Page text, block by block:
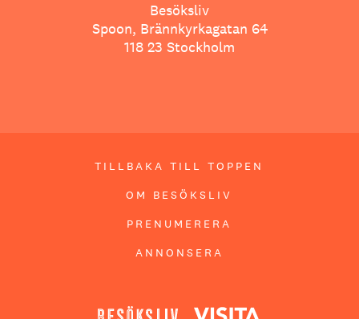
Besöksliv
Spoon, Brännkyrkagatan 64
118 23 Stockholm
TILLBAKA TILL TOPPEN
OM BESÖKSLIV
PRENUMERERA
ANNONSERA